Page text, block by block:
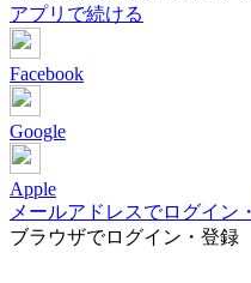
アプリで続ける
Facebook
Google
Apple
メールアドレスでログイン
ブラウザでログイン・登録